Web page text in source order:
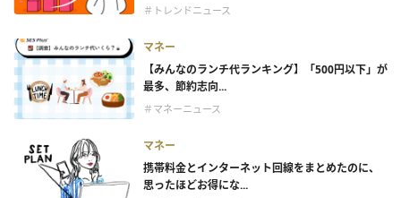
＃トレンドニュース
マネー
【みんなのランチ代ランキング】「500円以下」が
最多、節約志向...
＃マネーニュース
マネー
携帯料金とインターネット回線をまとめたのに、
思ったほどお得にな...